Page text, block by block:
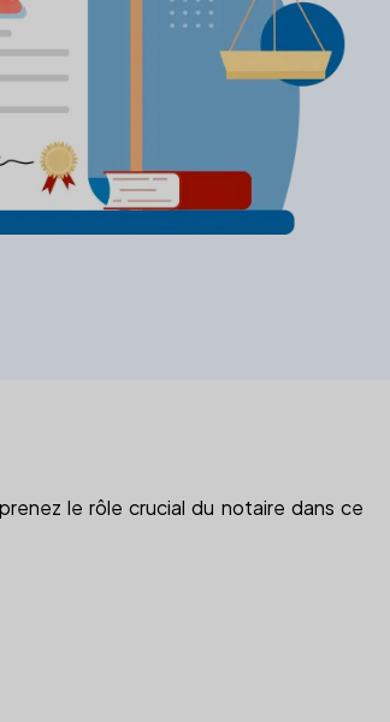
le rôle crucial du notaire dans ce